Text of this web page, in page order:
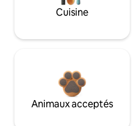
Cuisine
Animaux acceptés